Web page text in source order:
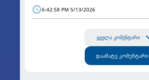
6:42:58 PM 5/13/2026
ყველა კომენტარი
დაამატე კომენტარი